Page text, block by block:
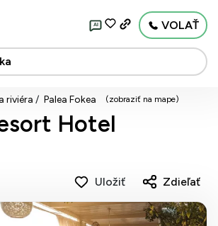
AI VOLAŤ
riviéra Palea Fokea (zobraziť na mape)
Hotel
Uložiť Zdieľať